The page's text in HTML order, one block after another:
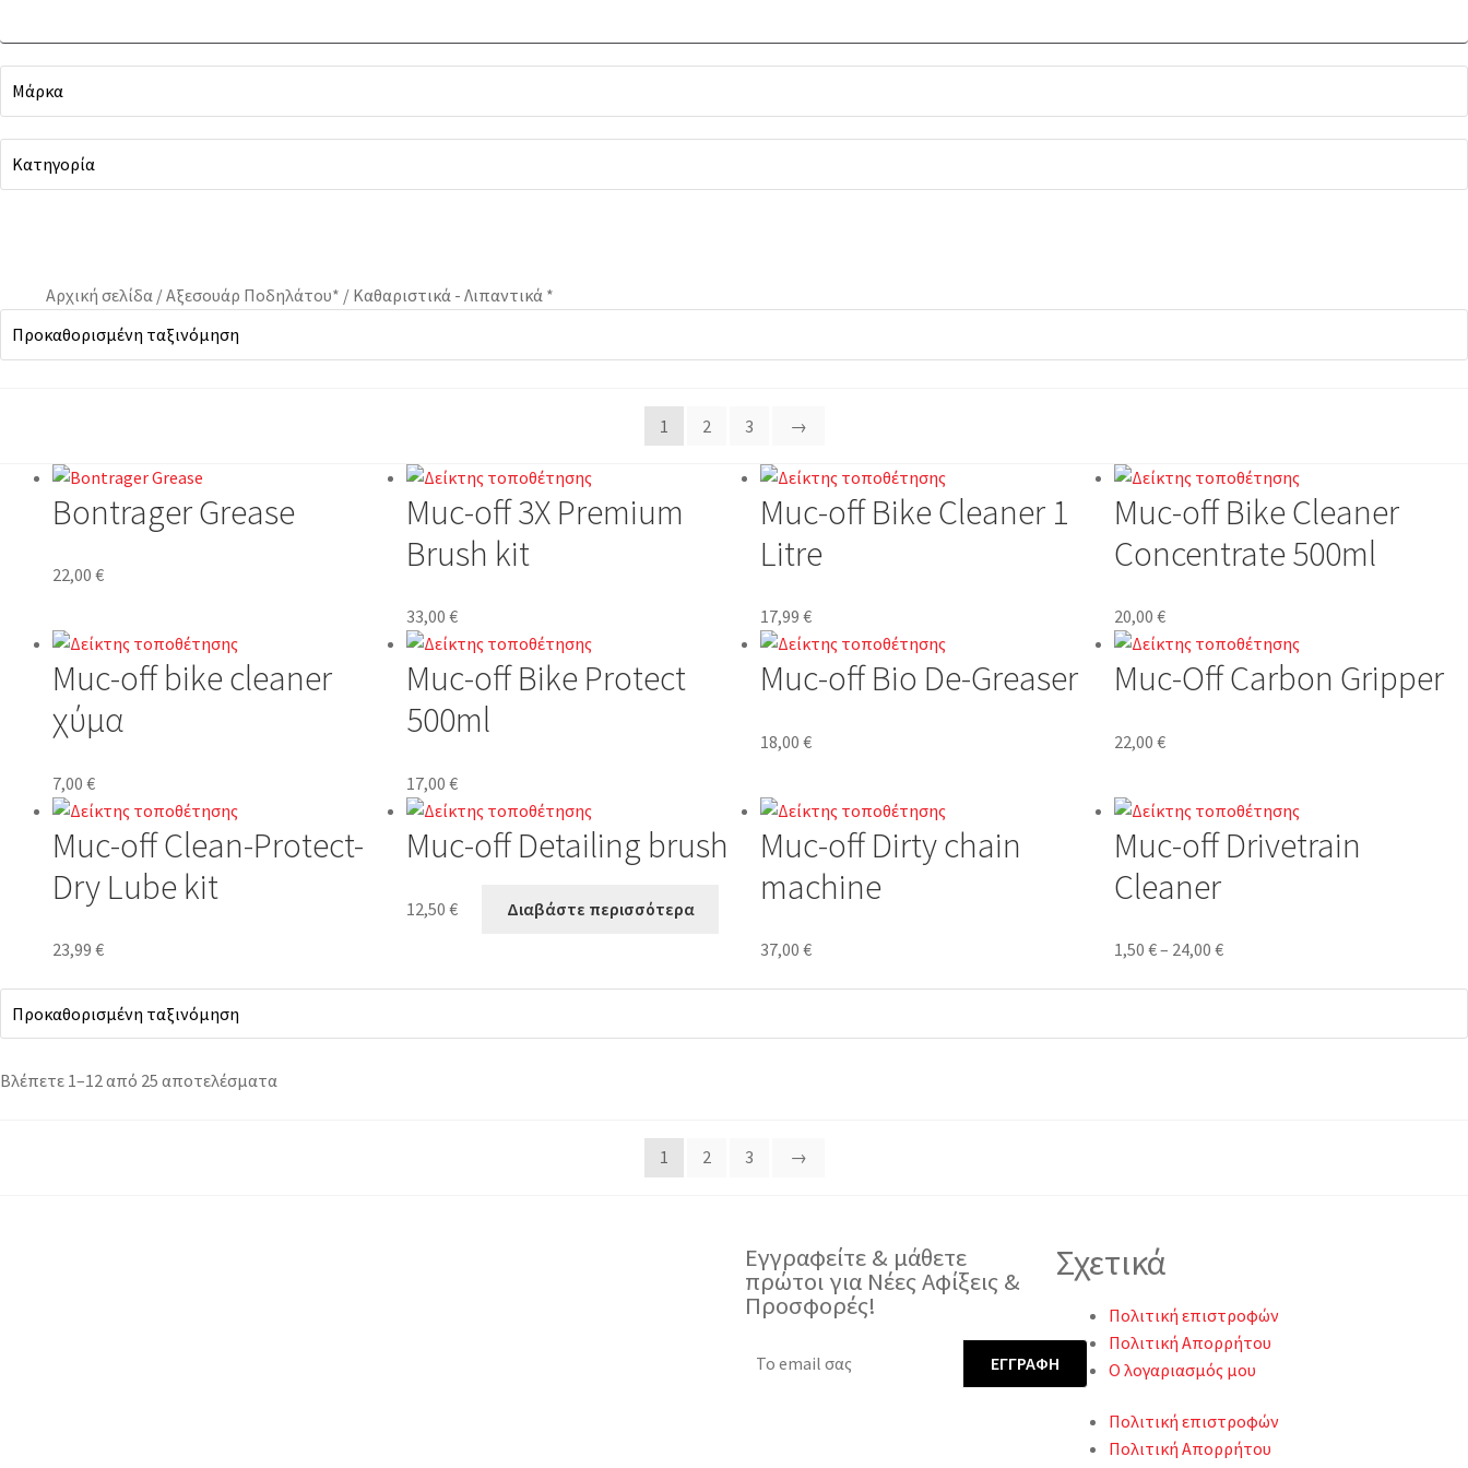
Αρχική σελίδα /Αξεσουάρ Ποδηλάτου* / Καθαριστικά - Λιπαντικά *
1 2 3 →
Bontrager Grease
22,00 €
Muc-off 3X Premium
Brush kit
33,00 €
Muc-off Bike Cleaner 1
Litre
17,99 €
Muc-off Bike Cleaner
Concentrate 500ml
20,00 €
Muc-off bike cleaner
χύμα
7,00 €
Muc-off Bike Protect
500ml
17,00 €
Muc-off Bio De-Greaser
18,00 €
Muc-Off Carbon Gripper
22,00 €
Muc-off Clean-Protect-
Dry Lube kit
23,99 €
Muc-off Detailing brush
12,50 € Διαβάστε περισσότερα
Muc-off Dirty chain
machine
37,00 €
Muc-off Drivetrain
Cleaner
1,50 €– 24,00 €
Βλέπετε 1–12 από 25 αποτελέσματα
1 2 3 →
Εγγραφείτε & μάθετε
πρώτοι για Νέες Αφίξεις &
Προσφορές!
Σχετικά
Πολιτική επιστροφών
Πολιτική Απορρήτου
Ο λογαριασμός μου
Πολιτική επιστροφών
Πολιτική Απορρήτου